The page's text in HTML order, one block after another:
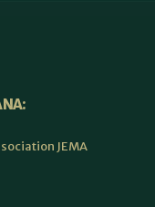
JEMA